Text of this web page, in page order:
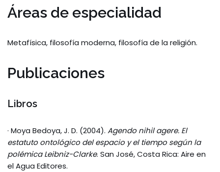
Áreas de especialidad
Metafísica, filosofía moderna, filosofía de la religión.
Publicaciones
Libros
· Moya Bedoya, J. D. (2004). Agendo nihil agere. El
estatuto ontológico del espacio y el tiempo según la
polémica Leibniz-Clarke. San José, Costa Rica: Aire en
el Agua Editores.